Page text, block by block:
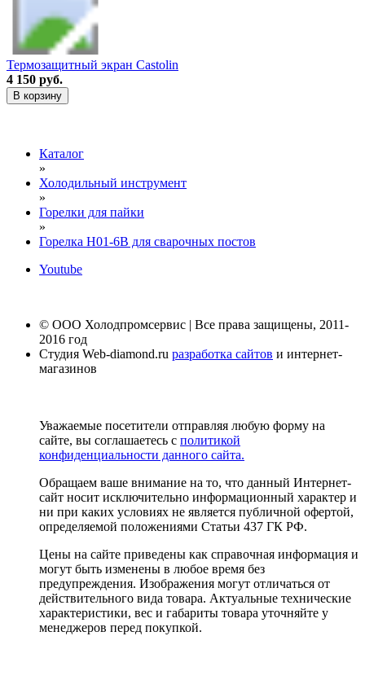
Термозащитный экран Castolin
4 150 руб.
В корзину
Каталог
»
Холодильный инструмент
»
Горелки для пайки
»
Горелка H01-6B для сварочных постов
Youtube
© ООО Холодпромсервис | Все права защищены, 2011-
2016 год
Студия Web-diamond.ru разработка сайтов и интернет-
магазинов
Уважаемые посетители отправляя любую форму на
сайте, вы соглашаетесь с политикой
конфиденциальности данного сайта.
Обращаем ваше внимание на то, что данный Интернет-
сайт носит исключительно информационный характер и
ни при каких условиях не является публичной офертой,
определяемой положениями Статьи 437 ГК РФ.
Цены на сайте приведены как справочная информация и
могут быть изменены в любое время без
предупреждения. Изображения могут отличаться от
действительного вида товара. Актуальные технические
характеристики, вес и габариты товара уточняйте у
менеджеров перед покупкой.